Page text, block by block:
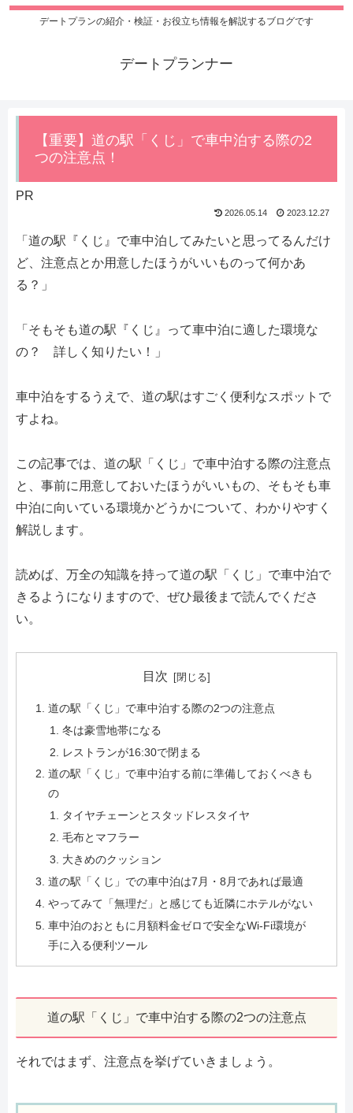
デートプランの紹介・検証・お役立ち情報を解説するブログです
デートプランナー
【重要】道の駅「くじ」で車中泊する際の2
つの注意点！
PR
2026.05.14 2023.12.27
「道の駅『くじ』で車中泊してみたいと思ってるんだけ
ど、注意点とか用意したほうがいいものって何かあ
る？」
「そもそも道の駅『くじ』って車中泊に適した環境な
の？ 詳しく知りたい！」
車中泊をするうえで、道の駅はすごく便利なスポットで
すよね。
この記事では、道の駅「くじ」で車中泊する際の注意点
と、事前に用意しておいたほうがいいもの、そもそも車
中泊に向いている環境かどうかについて、わかりやすく
解説します。
読めば、万全の知識を持って道の駅「くじ」で車中泊で
きるようになりますので、ぜひ最後まで読んでくださ
い。
目次
道の駅「くじ」で車中泊する際の2つの注意点
冬は豪雪地帯になる
レストランが16:30で閉まる
道の駅「くじ」で車中泊する前に準備しておくべきも
の
タイヤチェーンとスタッドレスタイヤ
毛布とマフラー
大きめのクッション
道の駅「くじ」での車中泊は7月・8月であれば最適
やってみて「無理だ」と感じても近隣にホテルがない
車中泊のおともに月額料金ゼロで安全なWi-Fi環境が
手に入る便利ツール
道の駅「くじ」で車中泊する際の2つの注意点
それではまず、注意点を挙げていきましょう。